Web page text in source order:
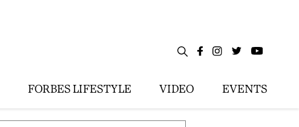
FORBES LIFESTYLE VIDEO EVENTS